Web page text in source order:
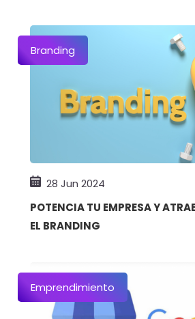
Branding
28 Jun 2024
POTENCIA TU EMPRESA Y
EL BRANDING
Emprendimiento